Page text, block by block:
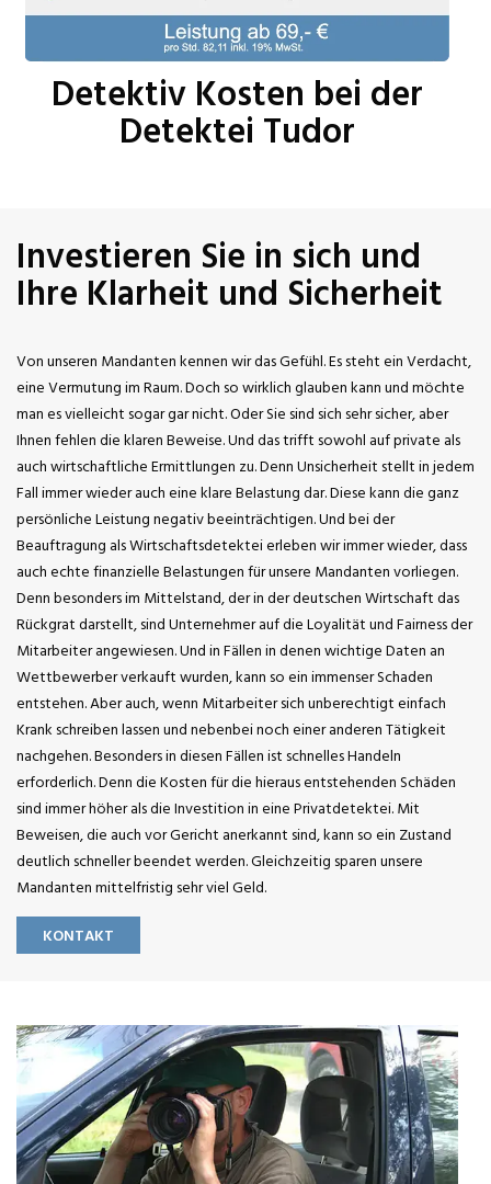
Detektiv Kosten bei der
Detektei Tudor
Investieren Sie in sich und
Ihre Klarheit und Sicherheit
Von unseren Mandanten kennen wir das Gefühl. Es steht ein Verdacht,
eine Vermutung im Raum. Doch so wirklich glauben kann und möchte
man es vielleicht sogar gar nicht. Oder Sie sind sich sehr sicher, aber
Ihnen fehlen die klaren Beweise. Und das trifft sowohl auf private als
auch wirtschaftliche Ermittlungen zu. Denn Unsicherheit stellt in jedem
Fall immer wieder auch eine klare Belastung dar. Diese kann die ganz
persönliche Leistung negativ beeinträchtigen. Und bei der
Beauftragung als Wirtschaftsdetektei erleben wir immer wieder, dass
auch echte finanzielle Belastungen für unsere Mandanten vorliegen.
Denn besonders im Mittelstand, der in der deutschen Wirtschaft das
Rückgrat darstellt, sind Unternehmer auf die Loyalität und Fairness der
Mitarbeiter angewiesen. Und in Fällen in denen wichtige Daten an
Wettbewerber verkauft wurden, kann so ein immenser Schaden
entstehen. Aber auch, wenn Mitarbeiter sich unberechtigt einfach
Krank schreiben lassen und nebenbei noch einer anderen Tätigkeit
nachgehen. Besonders in diesen Fällen ist schnelles Handeln
erforderlich. Denn die Kosten für die hieraus entstehenden Schäden
sind immer höher als die Investition in eine Privatdetektei. Mit
Beweisen, die auch vor Gericht anerkannt sind, kann so ein Zustand
deutlich schneller beendet werden. Gleichzeitig sparen unsere
Mandanten mittelfristig sehr viel Geld.
KONTAKT